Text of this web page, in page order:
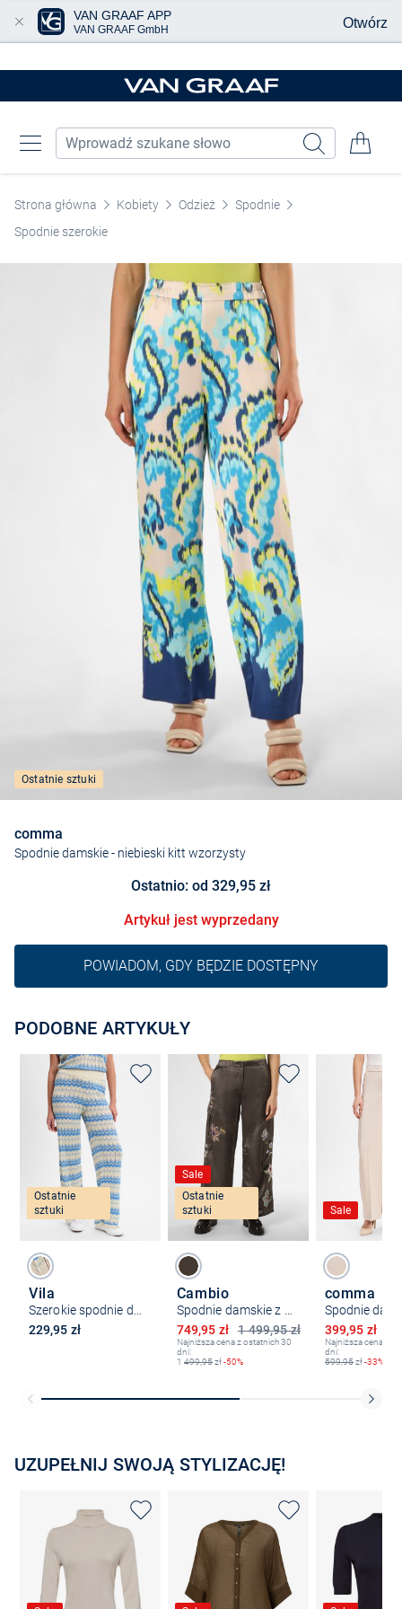
Strona główna Kobiety Odzież
Spodnie
Spodnie szerokie
Ostatnie sztuki
comma
Spodnie damskie- niebieski kitt wzorzysty
Ostatnio: od 329,95 zł
Artykuł jest wyprzedany
POWIADOM, GDY BĘDZIE DOSTĘPNY
PODOBNE ARTYKUŁY
Ostatnie
sztuki
Vila
Szerokie spodnie damskie - VIEmber Glitter
229,95 zł
Sale
Ostatnie
sztuki
Cambio
Spodnie damskie z zawartością lnu - Morgan
1 499,95 zł
Obniżona cena
749,95 zł
Najniższa cena z ostatnich 30
dni:
1 499,95zł-50%
Sale
comma
Spodnie
Obniżona
399,95 zł
Najniższa cena z
dni:
599,95zł-33%
UZUPEŁNIJ SWOJĄ STYLIZACJĘ!
VAN GRAAF APP
VAN GRAAF GmbH Otwórz